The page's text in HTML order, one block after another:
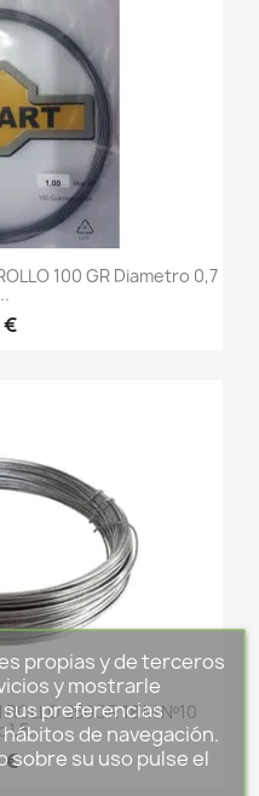
100 GR Diametro 0,7
€
250GR 18 M Nº10
€
propias y de terceros
y mostrarle
preferencias
de navegación.
sobre su uso pulse el